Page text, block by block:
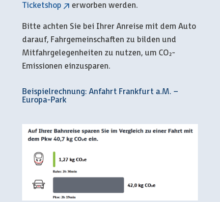
Ticketshop
erworben werden.
Bitte achten Sie bei Ihrer Anreise mit dem Auto
darauf, Fahrgemeinschaften zu bilden und
Mitfahrgelegenheiten zu nutzen, um CO₂-
Emissionen einzusparen.
Beispielrechnung: Anfahrt Frankfurt a.M. –
Europa-Park